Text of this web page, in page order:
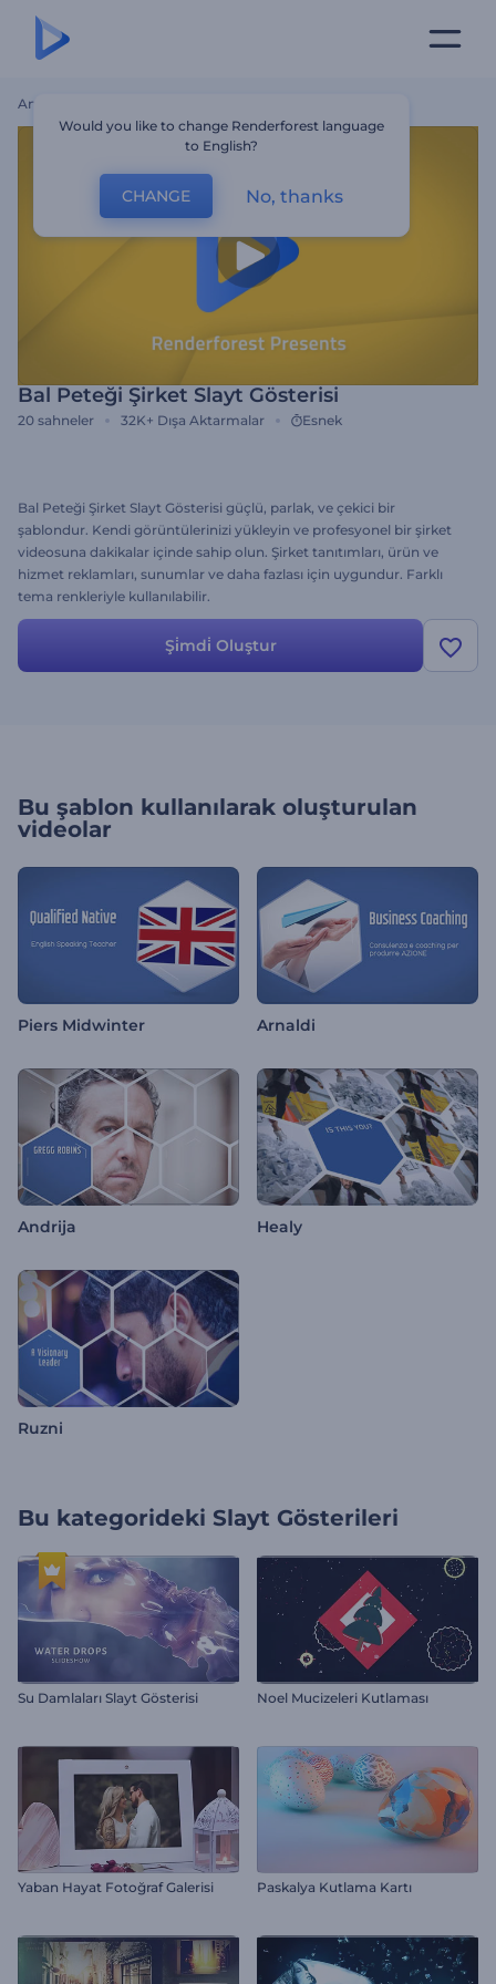
Ana Sayfa
Bal Peteği Şirket Slayt Gösterisi
20 sahneler 32K+ Dışa Aktarmalar Esnek
Bal Peteği Şirket Slayt Gösterisi güçlü, parlak, ve çekici bir
şablondur. Kendi görüntülerinizi yükleyin ve profesyonel bir şirket
videosuna dakikalar içinde sahip olun. Şirket tanıtımları, ürün ve
hizmet reklamları, sunumlar ve daha fazlası için uygundur. Farklı
tema renkleriyle kullanılabilir.
Şi̇mdi̇ Oluştur
Bu şablon kullanılarak oluşturulan
videolar
Piers Midwinter Arnaldi
Andrija Healy
Ruzni
Bu kategorideki Slayt Gösterileri
Su Damlaları Slayt Gösterisi Noel Mucizeleri Kutlaması
Yaban Hayat Fotoğraf Galerisi Paskalya Kutlama Kartı
Would you like to change Renderforest language
to English?
CHANGE No, thanks